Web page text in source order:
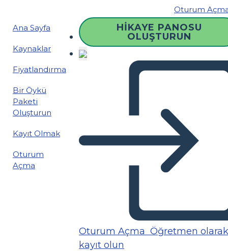
Oturum
Ana Sayfa
Kaynaklar
Fiyatlandırma
Bir Öykü
Paketi
Oluşturun
Kayıt Olmak
Oturum
Açma
HIKAYE PANOSU
OLUŞTURUN
Oturum Açma Öğretmen olarak
kayıt olun